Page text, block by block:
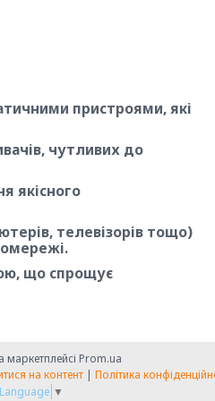
пристроями, які
чутливих до
якісного
телевізорів тощо)
що спрощує
маркетплейсі Prom.ua
на контент | Політика
▼